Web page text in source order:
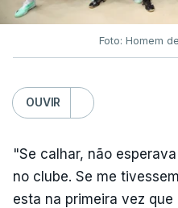
Foto: Homem
OUVIR
"Se calhar, não
no clube. Se me
esta na primeira vez